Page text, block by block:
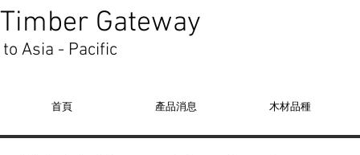
Timber Gateway
to Asia - Pacific
首頁 產品消息 木材品種